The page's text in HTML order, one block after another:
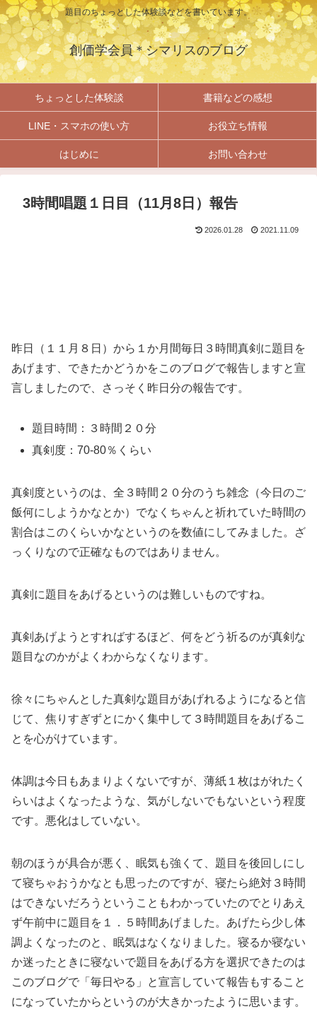
題目のちょっとした体験談などを書いています。
創価学会員＊シマリスのブログ
ちょっとした体験談 書籍などの感想
LINE・スマホの使い方 お役立ち情報
はじめに お問い合わせ
3時間唱題１日目（11月8日）報告
2026.01.28 2021.11.09
昨日（１１月８日）から１か月間毎日３時間真剣に題目を
あげます、できたかどうかをこのブログで報告しますと宣
言しましたので、さっそく昨日分の報告です。
題目時間：３時間２０分
真剣度：70-80％くらい
真剣度というのは、全３時間２０分のうち雑念（今日のご
飯何にしようかなとか）でなくちゃんと祈れていた時間の
割合はこのくらいかなというのを数値にしてみました。ざ
っくりなので正確なものではありません。
真剣に題目をあげるというのは難しいものですね。
真剣あげようとすればするほど、何をどう祈るのが真剣な
題目なのかがよくわからなくなります。
徐々にちゃんとした真剣な題目があげれるようになると信
じて、焦りすぎずとにかく集中して３時間題目をあげるこ
とを心がけています。
体調は今日もあまりよくないですが、薄紙１枚はがれたく
らいはよくなったような、気がしないでもないという程度
です。悪化はしていない。
朝のほうが具合が悪く、眠気も強くて、題目を後回しにし
て寝ちゃおうかなとも思ったのですが、寝たら絶対３時間
はできないだろうということもわかっていたのでとりあえ
ず午前中に題目を１．５時間あげました。あげたら少し体
調よくなったのと、眠気はなくなりました。寝るか寝ない
か迷ったときに寝ないで題目をあげる方を選択できたのは
このブログで「毎日やる」と宣言していて報告もすること
になっていたからというのが大きかったように思います。